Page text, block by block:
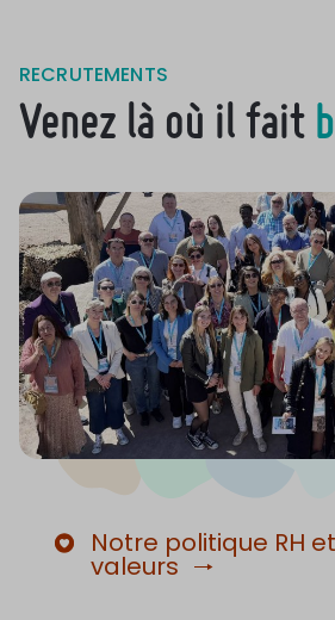
RECRUTEMENTS
Venez là où il fait
Notre politique RH
valeurs